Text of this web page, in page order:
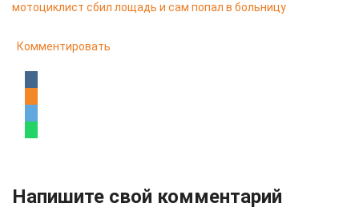
мотоциклист сбил лощадь и сам попал в больницу
Комментировать
Напишите свой комментарий